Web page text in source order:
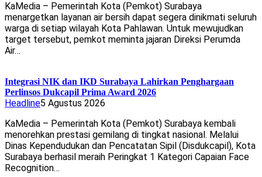
KaMedia – Pemerintah Kota (Pemkot) Surabaya
menargetkan layanan air bersih dapat segera dinikmati seluruh
warga di setiap wilayah Kota Pahlawan. Untuk mewujudkan
target tersebut, pemkot meminta jajaran Direksi Perumda
Air…
Integrasi NIK dan IKD Surabaya Lahirkan Penghargaan
Perlinsos Dukcapil Prima Award 2026
Headline5 Agustus 2026
KaMedia – Pemerintah Kota (Pemkot) Surabaya kembali
menorehkan prestasi gemilang di tingkat nasional. Melalui
Dinas Kependudukan dan Pencatatan Sipil (Disdukcapil), Kota
Surabaya berhasil meraih Peringkat 1 Kategori Capaian Face
Recognition…